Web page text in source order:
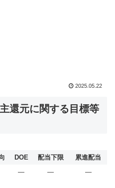
2025.05.22
還元に関する目標等
DOE 配当下限
累進配当
― ― ―